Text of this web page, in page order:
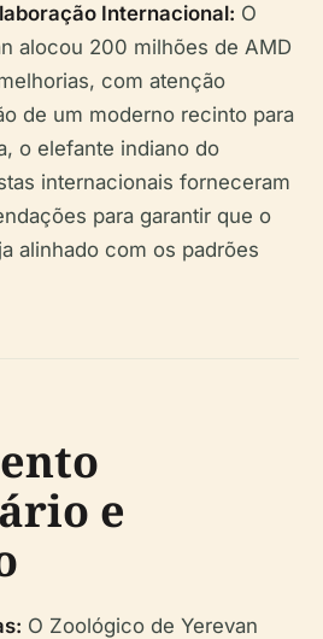
Internacional: O
alocou 200 milhões de AMD
com atenção
de um moderno recinto para
o elefante indiano do
internacionais forneceram
para garantir que o
alinhado com os padrões
e
O Zoológico de Yerevan